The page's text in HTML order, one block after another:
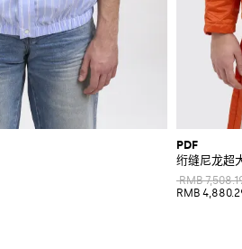
PDF
绗缝尼龙超
RMB
RMB